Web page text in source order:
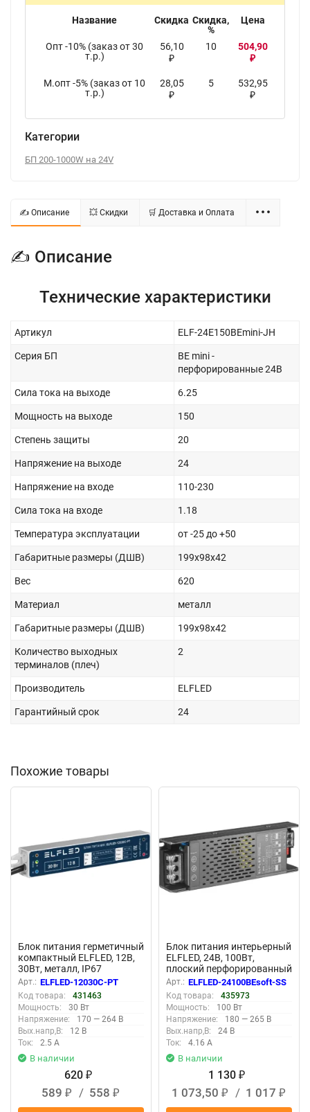
Название Скидка Скидка,
%
Цена
Опт -10% (заказ от 30
т.р.)
56,10
₽
10 504,90
₽
М.опт -5% (заказ от 10
т.р.)
28,05
₽
5 532,95
₽
Категории
БП 200-1000W на 24V
✍ Описание 💥 Скидки 🛒 Доставка и Оплата
✍ Описание
Технические характеристики
Артикул ELF-24E150BEmini-JH
Серия БП
BE mini -
перфорированные 24В
Сила тока на выходе 6.25
Мощность на выходе 150
Степень защиты 20
Напряжение на выходе 24
Напряжение на входе 110-230
Сила тока на входе 1.18
Температура эксплуатации от -25 до +50
Габаритные размеры (ДШВ) 199х98х42
Вес 620
Материал металл
Габаритные размеры (ДШВ) 199х98х42
Количество выходных
терминалов (плеч)
2
Производитель ELFLED
Гарантийный срок 24
Похожие товары
Блок питания герметичный
компактный ELFLED, 12В,
30Вт, металл, IP67
Арт.: ELFLED-12030С-PT
Код товара:
431463
Мощность:
30 Вт
Напряжение:
170 — 264 В
Вых.напр,В:
12 В
Ток:
2.5 А
В наличии
620 ₽
589 ₽ / 558 ₽
Блок питания интерьерный
ELFLED, 24В, 100Вт,
плоский перфорированный
корпус (с плавным пуском)
Арт.: ELFLED-24100BEsoft-SS
Код товара:
435973
Мощность:
100 Вт
Напряжение:
180 — 265 В
Вых.напр,В:
24 В
Ток:
4.16 А
В наличии
1 130 ₽
1 073,50 ₽ / 1 017 ₽